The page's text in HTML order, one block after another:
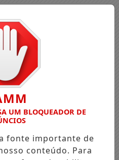
UM BLOQUEADOR DE
fonte importante de
conteúdo. Para